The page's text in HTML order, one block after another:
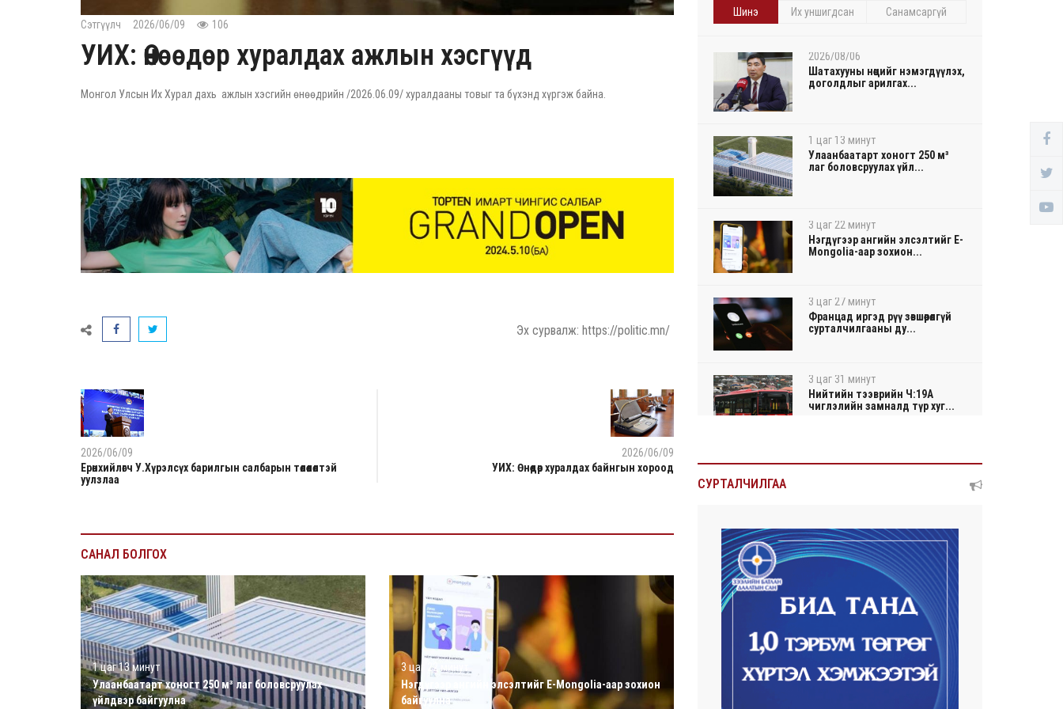
Сэтгүүлч 2026/06/09 106
УИХ: Өнөөдөр хуралдах ажлын хэсгүүд
Монгол Улсын Их Хурал дахь ажлын хэсгийн өнөөдрийн /2026.06.09/ хуралдааны товыг та бүхэнд хүргэж байна.
Эх сурвалж: https://politic.mn/
2026/06/09
Ерөнхийлөгч У.Хүрэлсүх барилгын салбарын төлөөлөлтэй
уулзлаа
2026/06/09
УИХ: Өнөөдөр хуралдах байнгын хороод
САНАЛ БОЛГОХ
1 цаг 13 минут
Улаанбаатарт хоногт 250 м³ лаг боловсруулах
үйлдвэр байгуулна
3 цаг 22 минут
Нэгдүгээр ангийн элсэлтийг E-Mongolia-аар зохион
байгуулна
Шинэ Их уншигдсан Санамсаргүй
2026/08/06
Шатахууны нөөцийг нэмэгдүүлэх,
доголдлыг арилгах...
1 цаг 13 минут
Улаанбаатарт хоногт 250 м³
лаг боловсруулах үйл...
3 цаг 22 минут
Нэгдүгээр ангийн элсэлтийг E-
Mongolia-аар зохион...
3 цаг 27 минут
Францад иргэд рүү зөвшөөрөлгүй
сурталчилгааны ду...
3 цаг 31 минут
Нийтийн тээврийн Ч:19А
чиглэлийн замналд түр хуг...
3 цаг 33 минут
3 цаг 37 минут
Улаанбаатарт өдөртөө 30 хэм
Улсын чанартай хатуу
хучилттай авто замын
СУРТАЛЧИЛГАА